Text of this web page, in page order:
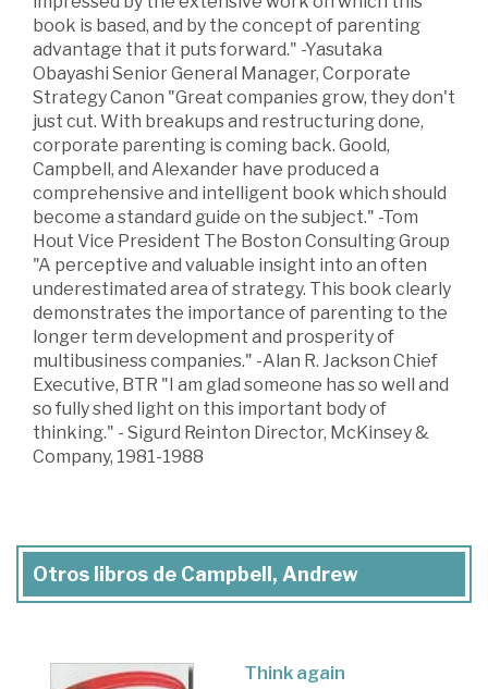
book is based, and by the concept of parenting
advantage that it puts forward." -Yasutaka
Obayashi Senior General Manager, Corporate
Strategy Canon "Great companies grow, they don't
just cut. With breakups and restructuring done,
corporate parenting is coming back. Goold,
Campbell, and Alexander have produced a
comprehensive and intelligent book which should
become a standard guide on the subject." -Tom
Hout Vice President The Boston Consulting Group
"A perceptive and valuable insight into an often
underestimated area of strategy. This book clearly
demonstrates the importance of parenting to the
longer term development and prosperity of
multibusiness companies." -Alan R. Jackson Chief
Executive, BTR "I am glad someone has so well and
so fully shed light on this important body of
thinking." - Sigurd Reinton Director, McKinsey &
Company, 1981-1988
Otros libros de Campbell, Andrew
Think again